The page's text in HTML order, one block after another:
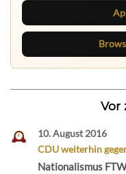
Vor
10. August 2016
CDU weiterhin
Nationalismus